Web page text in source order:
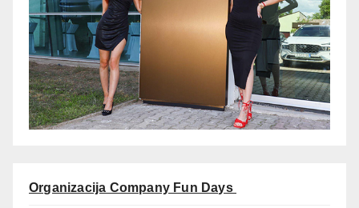
Organizacija Company Fun Days